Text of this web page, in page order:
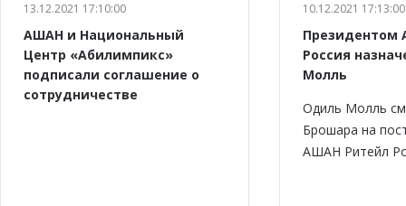
13.12.2021 17:10:00
АШАН и Национальный
Центр «Абилимпикс»
подписали соглашение о
сотрудничестве
10.12.2021 17:13:00
Президентом
Россия
Молль
Одиль Молль
Брошара на
АШАН Ритейл